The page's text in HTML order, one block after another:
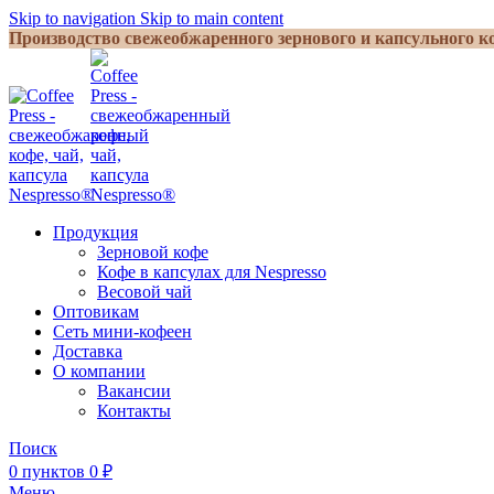
Skip to navigation Skip to main content
Производство свежеобжаренного зернового и капсульного
Продукция
Зерновой кофе
Кофе в капсулах для Nespresso
Весовой чай
Оптовикам
Сеть мини-кофеен
Доставка
О компании
Вакансии
Контакты
Поиск
0 пунктов 0 ₽